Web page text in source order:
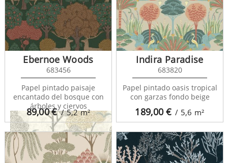
Central Park 682079
89,00€ / 5,2m²
Ebernoe Woods
683456
Papel pintado paisaje
encantado del bosque con
árboles y ciervos
189,00€ / 5,6 m²
Indira Paradise
683820
Papel pintado oasis tropical
con garzas fondo beige